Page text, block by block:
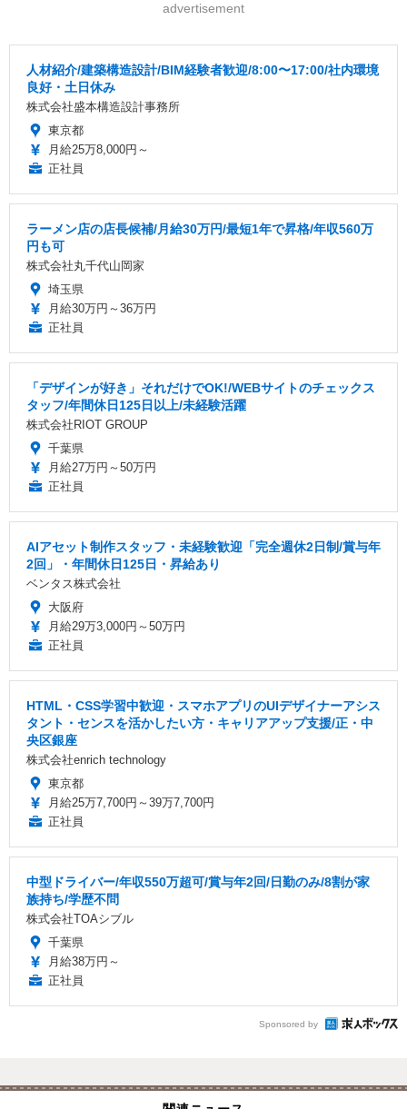
advertisement
人材紹介/建築構造設計/BIM経験者歓迎/8:00〜17:00/社内環境
良好・土日休み
株式会社盛本構造設計事務所
東京都
月給25万8,000円～
正社員
ラーメン店の店長候補/月給30万円/最短1年で昇格/年収560万
円も可
株式会社丸千代山岡家
埼玉県
月給30万円～36万円
正社員
「デザインが好き」それだけでOK!/WEBサイトのチェックス
タッフ/年間休日125日以上/未経験活躍
株式会社RIOT GROUP
千葉県
月給27万円～50万円
正社員
AIアセット制作スタッフ・未経験歓迎「完全週休2日制/賞与年
2回」・年間休日125日・昇給あり
ベンタス株式会社
大阪府
月給29万3,000円～50万円
正社員
HTML・CSS学習中歓迎・スマホアプリのUIデザイナーアシス
タント・センスを活かしたい方・キャリアアップ支援/正・中
央区銀座
株式会社enrich technology
東京都
月給25万7,700円～39万7,700円
正社員
中型ドライバー/年収550万超可/賞与年2回/日勤のみ/8割が家
族持ち/学歴不問
株式会社TOAシブル
千葉県
月給38万円～
正社員
Sponsored by